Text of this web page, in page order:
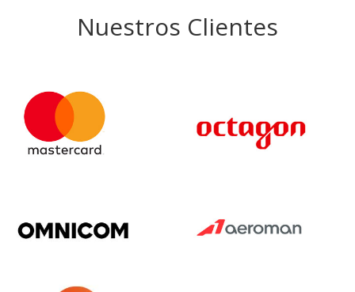
Nuestros Clientes